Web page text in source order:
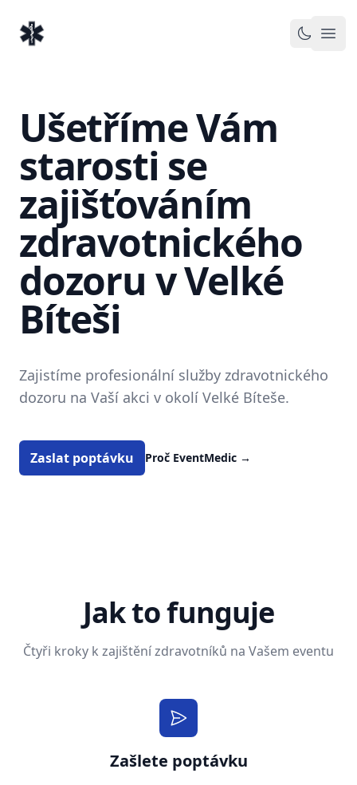
EventMedic.cz
Toggle
Ušetříme Vám
starosti se
zajišťováním
zdravotnického
dozoru v Velké
Bíteši
Zajistíme profesionální služby zdravotnického
dozoru na Vaší akci v okolí Velké Bíteše.
Zaslat poptávku Proč EventMedic →
Jak to funguje
Čtyři kroky k zajištění zdravotníků na Vašem eventu
Zašlete poptávku